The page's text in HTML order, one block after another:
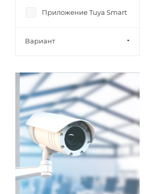
Приложение Tuya Smart
Вариант